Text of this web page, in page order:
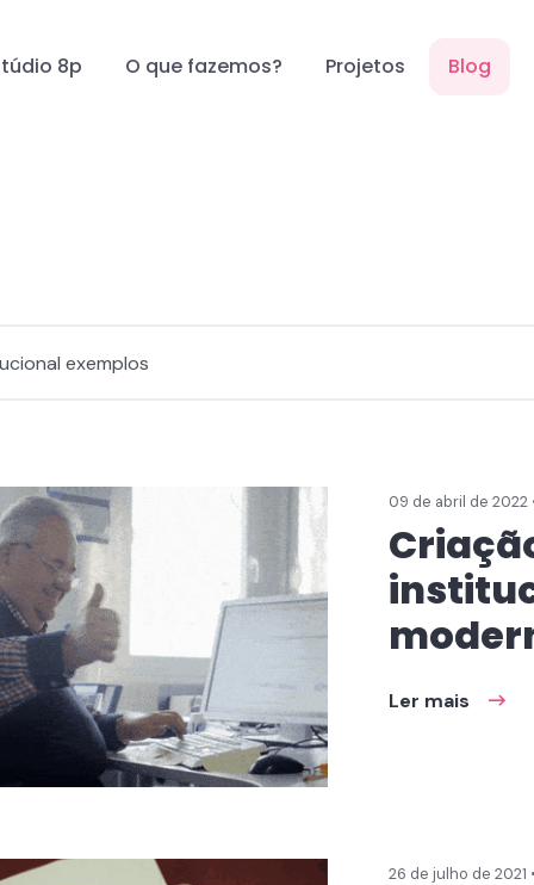
8p O que fazemos? Projetos Blog
09 de abril de 2022
Ler mais
26 de julho de 2021